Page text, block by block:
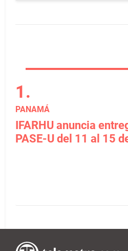
PANAMÁ
IFARHU anuncia
PASE-U del 11 al 15